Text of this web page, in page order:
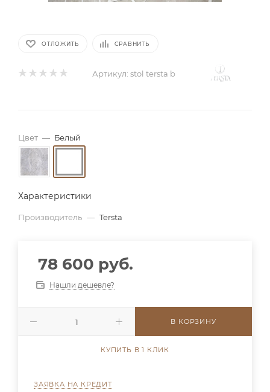
ОТЛОЖИТЬ СРАВНИТЬ
Артикул: stol tersta b
Цвет — Белый
Характеристики
Производитель — Tersta
78 600 руб.
Нашли дешевле?
В КОРЗИНУ
КУПИТЬ В 1 КЛИК
ЗАЯВКА НА КРЕДИТ